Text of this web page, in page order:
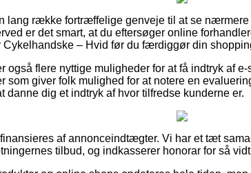
lang række fortræffelige genveje til at se
er det smart, at du eftersøger online
Cykelhandske – Hvid før du færdiggør din
også flere nyttige muligheder for at få indtryk af
som giver folk mulighed for at notere en
danne dig et indtryk af hvor tilfredse kunderne er.
af annonceindtægter. Vi har et tæt
tilbud, og indkasserer honorar for så